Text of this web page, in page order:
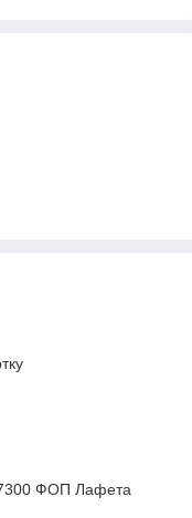
7300 ФОП Лафета